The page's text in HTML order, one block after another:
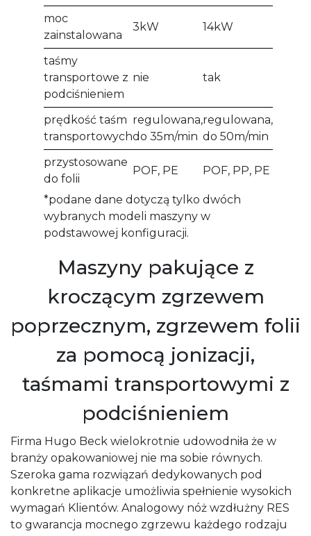
moc
zainstalowana
3kW 14kW
taśmy
transportowe z
podciśnieniem
nie tak
prędkość taśm
transportowych
regulowana,
do 35m/min
regulowana,
do 50m/min
przystosowane
do folii
POF, PE POF, PP, PE
*podane dane dotyczą tylko dwóch
wybranych modeli maszyny w
podstawowej konfiguracji.
Maszyny pakujące z
kroczącym zgrzewem
poprzecznym, zgrzewem folii
za pomocą jonizacji,
taśmami transportowymi z
podciśnieniem
Firma Hugo Beck wielokrotnie udowodniła że w
branży opakowaniowej nie ma sobie równych.
Szeroka gama rozwiązań dedykowanych pod
konkretne aplikacje umożliwia spełnienie wysokich
wymagań Klientów. Analogowy nóż wzdłużny RES
to gwarancja mocnego zgrzewu każdego rodzaju